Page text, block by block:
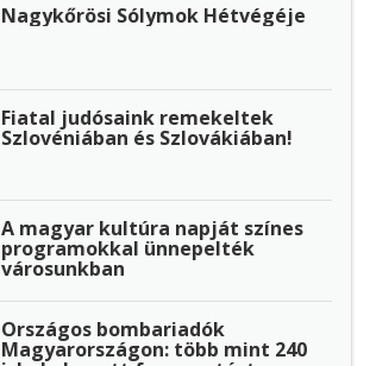
Nagykőrösi Sólymok Hétvégéje
Fiatal judósaink remekeltek
Szlovéniában és Szlovákiában!
A magyar kultúra napját színes
programokkal ünnepelték
városunkban
Országos bombariadók
Magyarországon: több mint 240